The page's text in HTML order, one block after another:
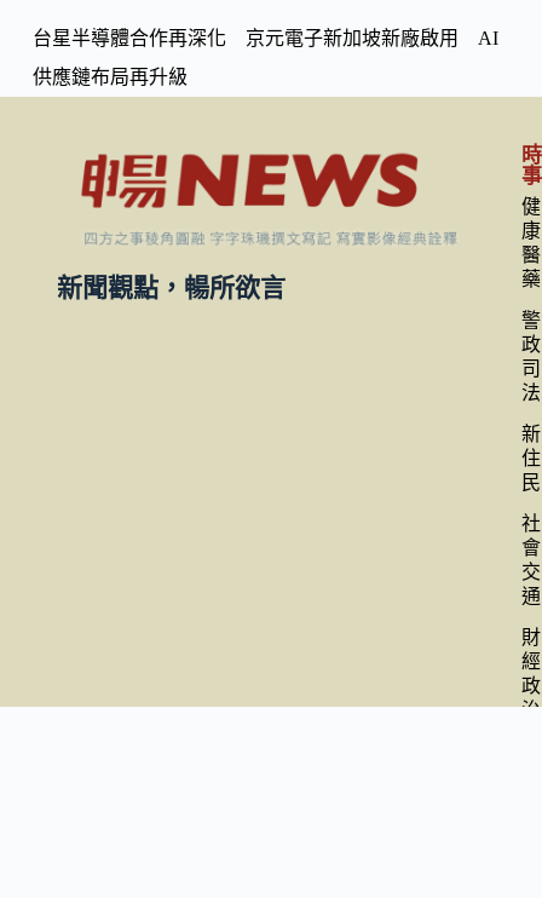
台星半導體合作再深化 京元電子新加坡新廠啟用 AI
供應鏈布局再升級
新聞觀點，暢所欲言
時
事
健
康
醫
藥
警
政
司
法
新
住
民
社
會
交
通
財
經
政
治